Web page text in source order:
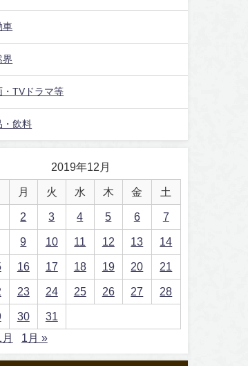
車
界
・TVドラマ等
・飲料
2019年12月
月 火 水 木 金 土
2 3 4 5 6 7
9 10 11 12 13 14
16 17 18 19 20 21
23 24 25 26 27 28
30
31
1月 »